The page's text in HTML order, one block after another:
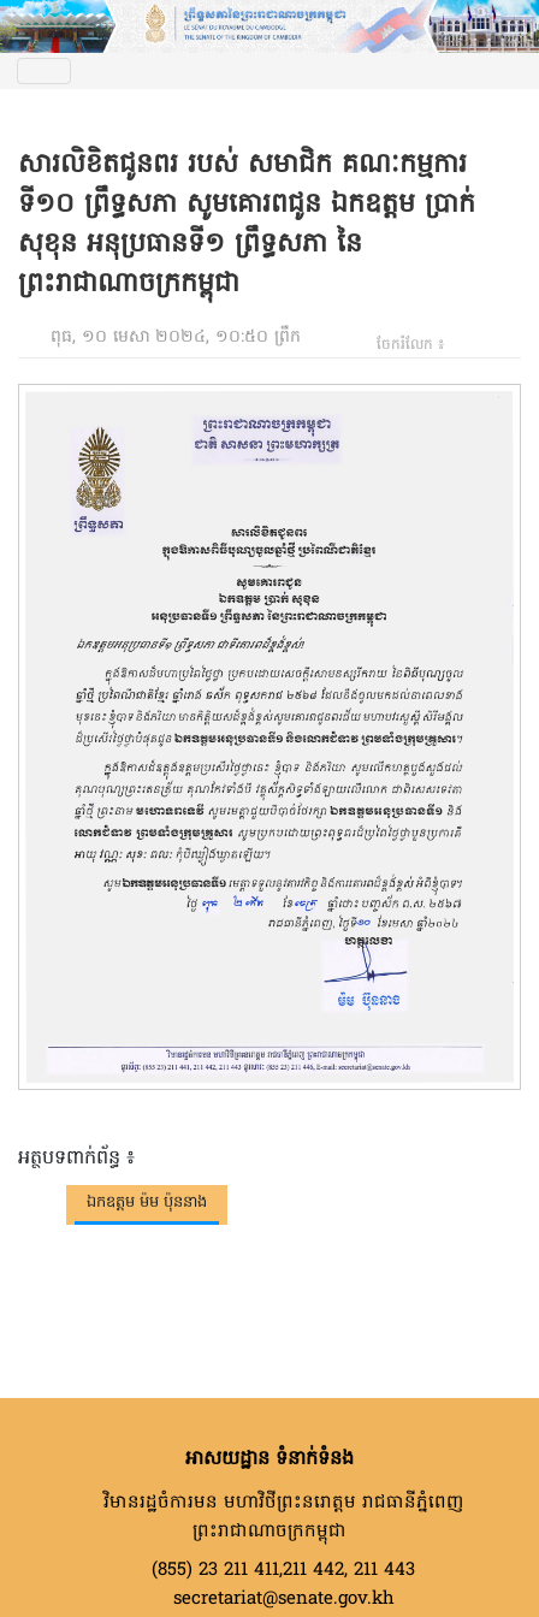
សារលិខិតជូនពរ របស់ សមាជិក គណៈកម្មការ
ទី១០ ព្រឹទ្ធសភា សូមគោរពជូន ឯកឧត្តម ប្រាក់
សុខុន អនុប្រធានទី១ ព្រឹទ្ធសភា នៃ
ព្រះរាជាណាចក្រកម្ពុជា
ពុធ, ១០ មេសា ២០២៤, ១០:៥០ ព្រឹក ចែករំលែក ៖
អត្ថបទពាក់ព័ន្ធ ៖
ឯកឧត្តម ម៉ម ប៉ុននាង
អាសយដ្ឋាន ទំនាក់ទំនង
វិមានរដ្ឋចំការមន មហាវិថីព្រះនរោត្តម រាជធានីភ្នំពេញ
ព្រះរាជាណាចក្រកម្ពុជា
(855) 23 211 411,211 442, 211 443
secretariat@senate.gov.kh